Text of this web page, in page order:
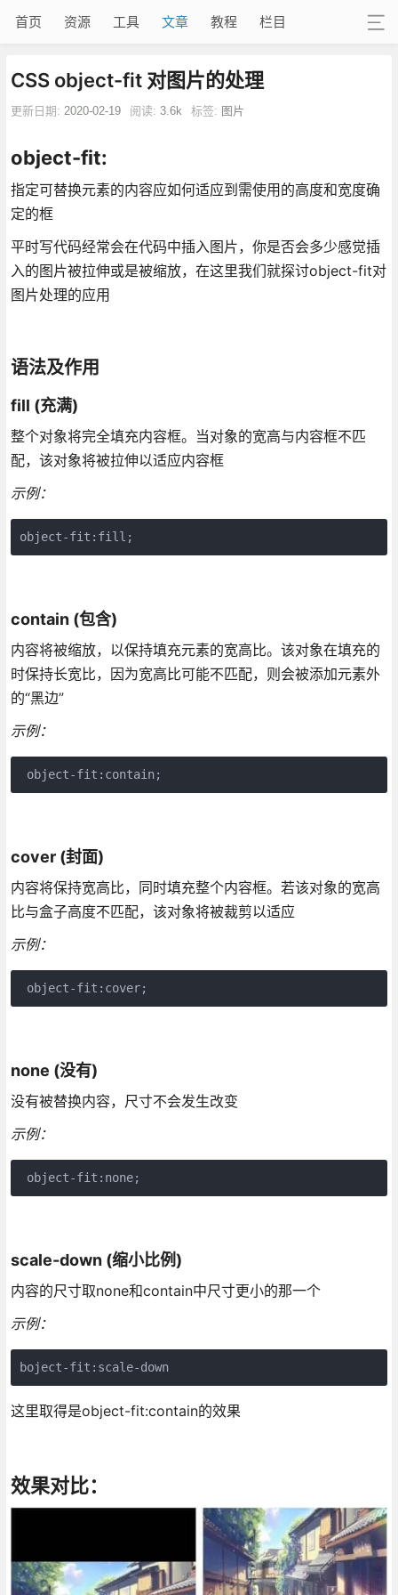
首页 资源 工具 文章 教程 栏目
CSS object-fit 对图片的处理
更新日期: 2020-02-19 阅读: 3.6k 标签: 图片
object-fit:
指定可替换元素的内容应如何适应到需使用的高度和宽度确
定的框
平时写代码经常会在代码中插入图片，你是否会多少感觉插
入的图片被拉伸或是被缩放，在这里我们就探讨object-fit对
图片处理的应用
语法及作用
fill (充满)
整个对象将完全填充内容框。当对象的宽高与内容框不匹
配，该对象将被拉伸以适应内容框
示例：
contain (包含)
内容将被缩放，以保持填充元素的宽高比。该对象在填充的
时保持长宽比，因为宽高比可能不匹配，则会被添加元素外
的“黑边”
示例：
cover (封面)
内容将保持宽高比，同时填充整个内容框。若该对象的宽高
比与盒子高度不匹配，该对象将被裁剪以适应
示例：
none (没有)
没有被替换内容，尺寸不会发生改变
示例：
scale-down (缩小比例)
内容的尺寸取none和contain中尺寸更小的那一个
示例：
boject-fit:scale-down
这里取得是object-fit:contain的效果
效果对比：